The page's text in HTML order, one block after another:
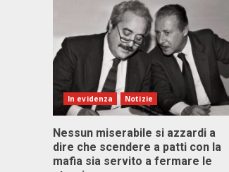
In evidenza Notizie
Nessun miserabile si azzardi a
dire che scendere a patti con la
mafia sia servito a fermare le